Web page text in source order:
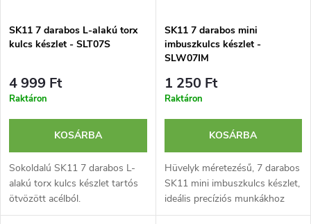
SK11 7 darabos L-alakú torx
kulcs készlet - SLT07S
4 999 Ft
Raktáron
KOSÁRBA
Sokoldalú SK11 7 darabos L-
alakú torx kulcs készlet tartós
ötvözött acélból.
SK11 7 darabos mini
imbuszkulcs készlet -
SLW07IM
1 250 Ft
Raktáron
KOSÁRBA
Hüvelyk méretezésű, 7 darabos
SK11 mini imbuszkulcs készlet,
ideális precíziós munkákhoz
imbuszcsavarok és -anyák